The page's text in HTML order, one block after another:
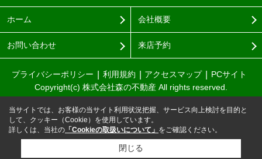
ホーム 会社概要
お問い合わせ 来店予約
プライバシーポリシー 利用規約 アクセスマップ
PCサイト
Copyright(c) 株式会社森の不動産 All rights reserved.
当サイトでは、お客様の当サイト利用状況把握、サービス向上検討を目的と
して、クッキー（Cookie）を使用しています。
詳しくは、当社の 「Cookieの取扱いについて」 をご確認ください。
閉じる